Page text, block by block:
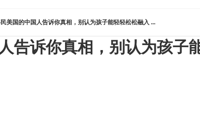
美国的中国人告诉你真相，别认为孩子能轻轻松松融入 ...
告诉你真相，别认为孩子